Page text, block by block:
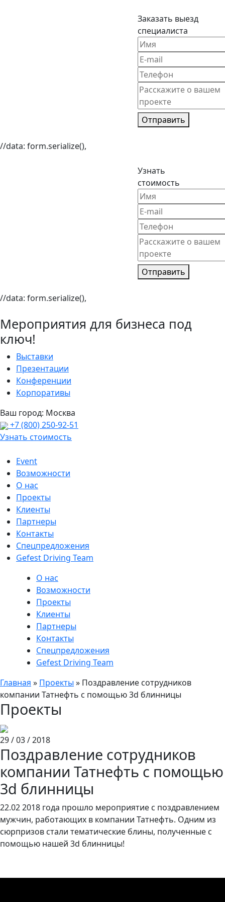
Заказать выезд
специалиста
Отправить
//data: form.serialize(),
Узнать
стоимость
Отправить
//data: form.serialize(),
Мероприятия для бизнеса под
ключ!
Выставки
Презентации
Конференции
Корпоративы
Ваш город: Москва
+7 (800) 250-92-51
Узнать стоимость
Event
Возможности
О нас
Проекты
Клиенты
Партнеры
Контакты
Спецпредложения
Gefest Driving Team
О нас
Возможности
Проекты
Клиенты
Партнеры
Контакты
Спецпредложения
Gefest Driving Team
Главная » Проекты » Поздравление сотрудников
компании Татнефть с помощью 3d блинницы
Проекты
29 / 03 / 2018
Поздравление сотрудников
компании Татнефть с помощью
3d блинницы
22.02 2018 года прошло мероприятие с поздравлением
мужчин, работающих в компании Татнефть. Одним из
сюрпризов стали тематические блины, полученные с
помощью нашей 3d блинницы!